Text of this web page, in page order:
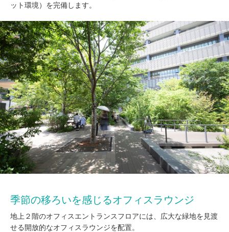
ット環境）を完備します。
季節の移ろいを感じるオフィスラウンジ
地上２階のオフィスエントランスフロアには、広大な緑地を見渡
せる開放的なオフィスラウンジを配置。